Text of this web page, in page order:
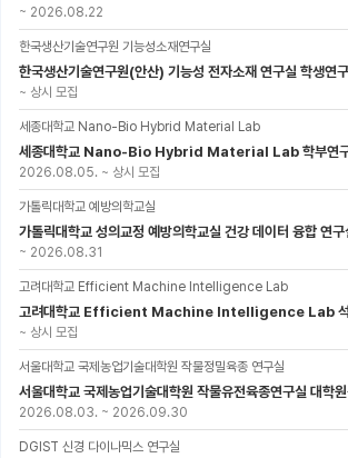
~ 2026.08.22
한국생산기술연구원 기능성소재연구실
한국생산기술연구원(안산) 기능성 전자소재 연구실 학생연
~ 상시 모집
세종대학교 Nano-Bio Hybrid Material Lab
세종대학교 Nano-Bio Hybrid Material Lab 학부연구
2026.08.05. ~ 상시 모집
가톨릭대학교 예방의학교실
가톨릭대학교 성의교정 예방의학교실 건강 데이터 융합 연
~ 2026.08.31
고려대학교 Efficient Machine Intelligence Lab
고려대학교 Efficient Machine Intelligence Lab 석
~ 상시 모집
서울대학교 국제농업기술대학원 작물정밀육종 연구실
서울대학교 국제농업기술대학원 작물유전육종연구실 대학
2026.08.03. ~ 2026.09.30
DGIST 신경 다이나믹스 연구실